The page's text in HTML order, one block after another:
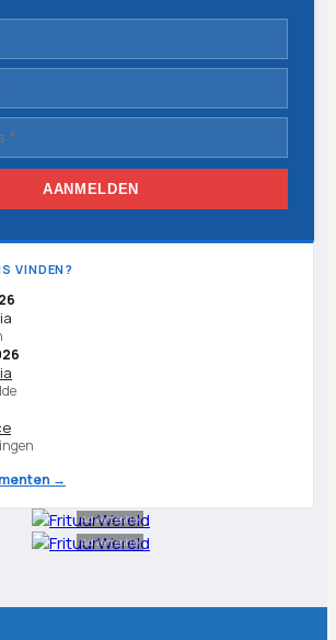
AANMELDEN
VINDEN?
→
Advertentie
Advertentie